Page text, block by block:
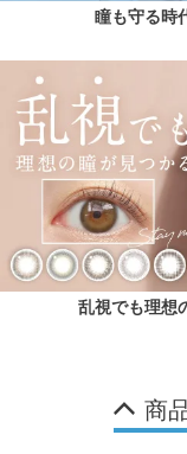
瞳も守る時
乱視でも理想
商